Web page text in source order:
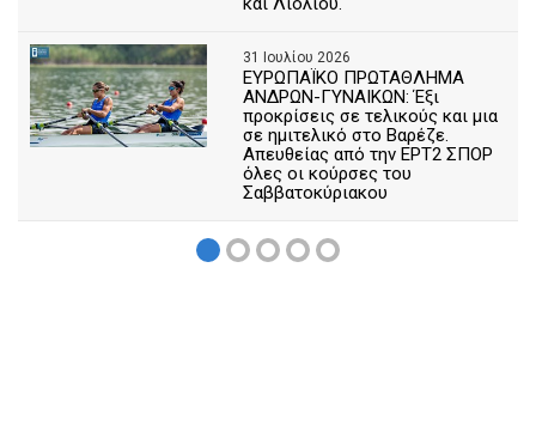
31 Ιουλίου 2026
ΕΥΡΩΠΑΪΚΟ ΠΡΩΤΑΘΛΗΜΑ
ΑΝΔΡΩΝ-ΓΥΝΑΙΚΩΝ: Έξι
προκρίσεις σε τελικούς και μια
σε ημιτελικό στο Βαρέζε.
Απευθείας από την ΕΡΤ2 ΣΠΟΡ
όλες οι κούρσες του
Σαββατοκύριακου